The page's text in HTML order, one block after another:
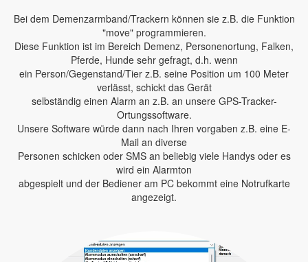
Bei dem Demenzarmband/Trackern können sie z.B. die Funktion
"move" programmieren.
Diese Funktion ist im Bereich Demenz, Personenortung, Falken,
Pferde, Hunde sehr gefragt, d.h. wenn
ein Person/Gegenstand/Tier z.B. seine Position um 100 Meter
verlässt, schickt das Gerät
selbständig einen Alarm an z.B. an unsere GPS-Tracker-
Ortungssoftware.
Unsere Software würde dann nach Ihren vorgaben z.B. eine E-
Mail an diverse
Personen schicken oder SMS an beliebig viele Handys oder es
wird ein Alarmton
abgespielt und der Bediener am PC bekommt eine Notrufkarte
angezeigt.